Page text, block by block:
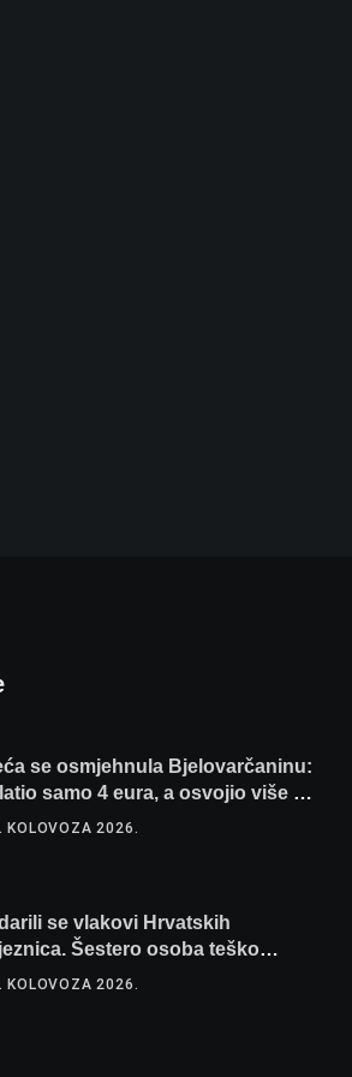
se osmjehnula Bjelovarčaninu:
samo 4 eura, a osvojio više od
eura
KOLOVOZA 2026.
se vlakovi Hrvatskih
Šestero osoba teško
mlađa žena na intenzivnoj
KOLOVOZA 2026.